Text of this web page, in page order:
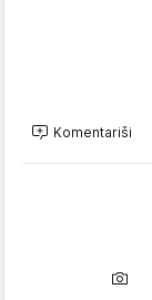
Komentariši